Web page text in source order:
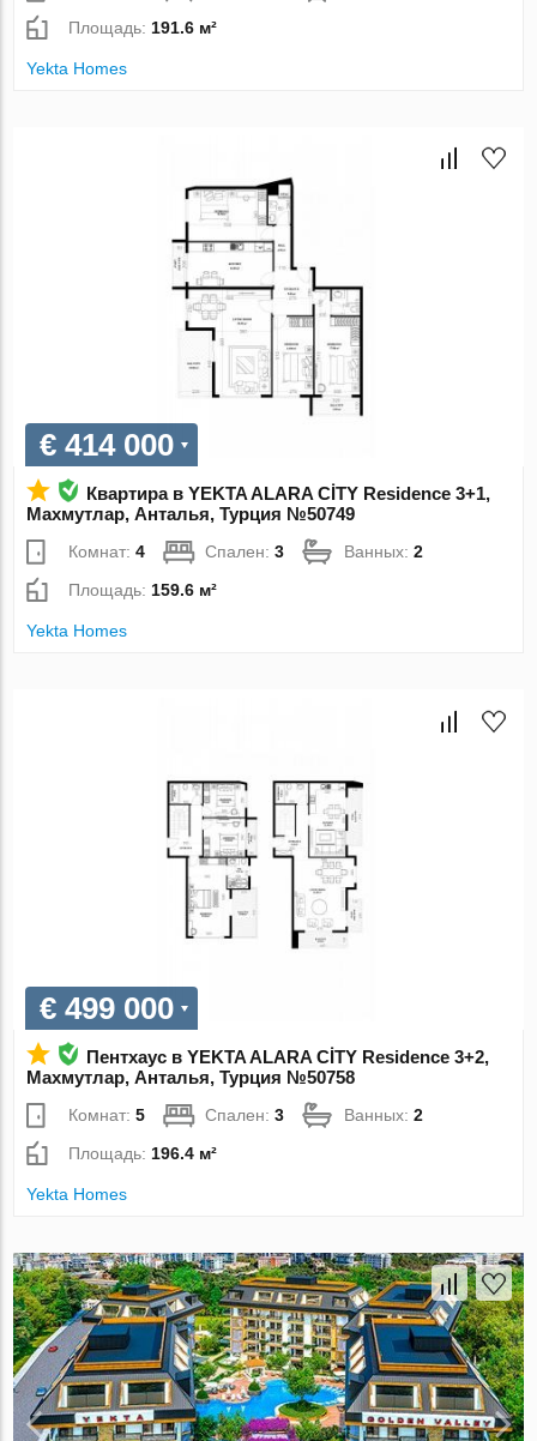
Площадь: 191.6 м²
Yekta Homes
€ 414 000
Квартира в YEKTA ALARA CİTY Residence 3+1,
Махмутлар, Анталья, Турция №50749
Комнат:4 Спален:3 Ванных:2
Площадь:159.6 м²
Yekta Homes
€ 499 000
Пентхаус в YEKTA ALARA CİTY Residence 3+2,
Махмутлар, Анталья, Турция №50758
Комнат:5 Спален:3 Ванных:2
Площадь: 196.4 м²
Yekta Homes